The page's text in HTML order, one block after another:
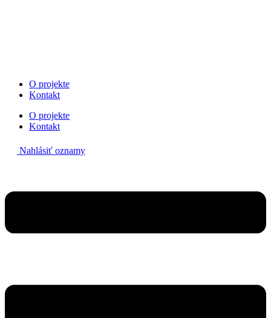
O projekte
Kontakt
O projekte
Kontakt
Nahlásiť oznamy